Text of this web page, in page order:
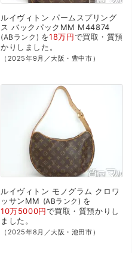
ルイヴィトン パームスプリング
ス バックパックMM M44874
ABランク を18万円で買取・質預
かり しました。
（2025年9月／大阪・豊中市）
ルイヴィトン モノグラム クロワ
ッサンMM
ABランク
を
10万5000円で買取・質預かり し
ました。
（2025年8月／大阪・池田市）